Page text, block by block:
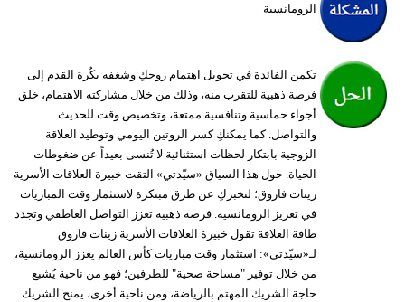
وتكنولوجيا
مدوَّنات
أبراج
سيارات
الرومانسية
تكمن الفائدة في تحويل اهتمام زوجكِ وشغفه بكُرة القدم إلى
فرصة ذهبية للتقرب منه، وذلك من خلال مشاركته الاهتمام، خلق
أجواء حماسية وتنافسية ممتعة، وتخصيص وقت للحديث
والتواصل. كما يمكنكِ كسر الروتين اليومي وتوطيد العلاقة
الزوجية بابتكار لحظات استثنائية لا تُنسى بعيداً عن ضغوطات
الحياة. حول هذا السياق «سيّدتي» التقت خبيرة العلاقات الأسرية
زينات فاروق؛ لتخبركِ عن طرق مبتكرة لاستثمار وقت المباريات
في تعزيز الرومانسية. فرصة ذهبية تعزز التواصل العاطفي وتجدد
طاقة العلاقة تقول خبيرة العلاقات الأسرية زينات فاروق
لـ«سيّدتي»: استثمار وقت مباريات كأس العالم يعزز الرومانسية،
من خلال توفير "مساحة صحية" للطرفين؛ فهو من ناحية يُشبع
حاجة الشريك المهتم بالرياضة، ومن ناحية أخرى، يمنح الشريك